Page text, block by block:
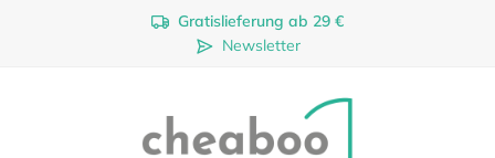
Zum Hauptinhalt springenGratislieferung ab 29 €
Newsletter